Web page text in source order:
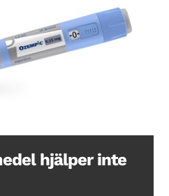
hjälper inte